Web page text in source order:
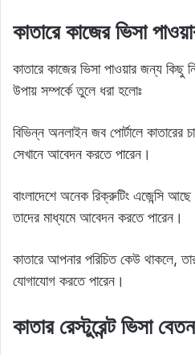
কাতারে কাজের ভিসা
কাতারে কাজের ভিসা পাওয়ার জন্য কিছু
উপায় সম্পর্কে তুলে ধরা হলোঃ
বিভিন্ন অনলাইন জব পোর্টালে কাতারের
সেখানে আবেদন করতে পারেন।
বাংলাদেশে অনেক রিক্রুটিং এজেন্সি আছে
তাদের মাধ্যমে আবেদন করতে পারেন।
কাতারে আপনার পরিচিত কেউ থাকলে,
যোগাযোগ করতে পারেন।
কাতার রেস্টুরেন্ট ভিসা